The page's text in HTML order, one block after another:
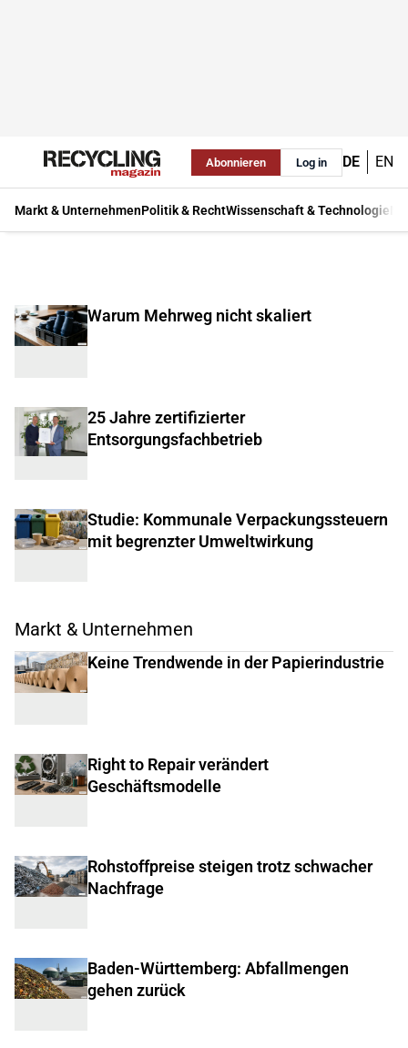
Abonnieren Log in DE EN
Markt & UnternehmenPolitik & RechtWissenschaft & Technologie
Warum Mehrweg nicht skaliert
25 Jahre zertifizierter
Entsorgungsfachbetrieb
Studie: Kommunale Verpackungssteuern
mit begrenzter Umweltwirkung
Markt & Unternehmen
Keine Trendwende in der Papierindustrie
Right to Repair verändert
Geschäftsmodelle
Rohstoffpreise steigen trotz schwacher
Nachfrage
Baden-Württemberg: Abfallmengen
gehen zurück